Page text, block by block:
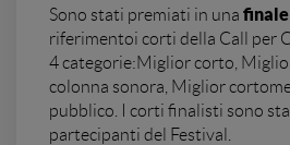
Sono stati premiati in una finale
riferimentoi corti della Call per
4 categorie:Miglior corto,
colonna sonora, Miglior
pubblico. I corti finalisti sono
partecipanti del Festival.